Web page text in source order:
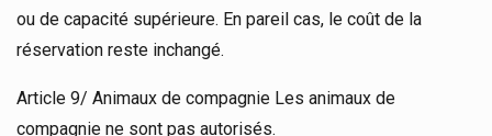
ou de capacité supérieure. En pareil cas, le coût de la
réservation reste inchangé.
Article 9/ Animaux de compagnie Les animaux de
compagnie ne sont pas autorisés.